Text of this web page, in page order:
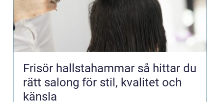
Frisör hallstahammar så hittar du
rätt salong för stil, kvalitet och
känsla